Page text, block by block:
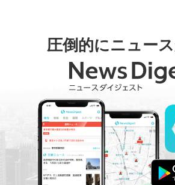
圧倒的にニュー